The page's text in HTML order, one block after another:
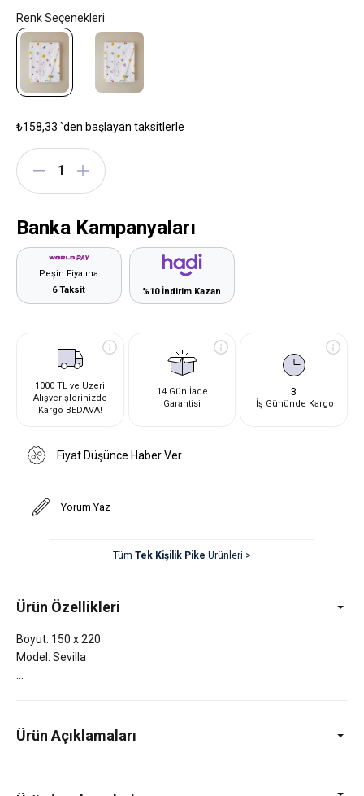
₺158,33 `den başlayan taksitlerle
Banka Kampanyaları
Peşin Fiyatına
6 Taksit
%10 İndirim Kazan
1000 TL ve Üzeri
Alışverişlerinizde
Kargo BEDAVA!
14 Gün İade
Garantisi
3
İş Gününde Kargo
Fiyat Düşünce Haber Ver
Yorum Yaz
Tüm Tek Kişilik Pike Ürünleri >
Ürün Özellikleri
Boyut: 150 x 220
Model: Sevilla
Ürün Açıklamaları